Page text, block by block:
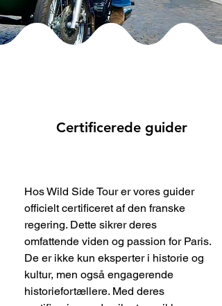
Hos Wild Side Tour er vores guider
officielt certificeret af den franske
regering. Dette sikrer deres
omfattende viden og passion for Paris.
De er ikke kun eksperter i historie og
kultur, men også engagerende
historiefortællere. Med deres
Certificerede guider